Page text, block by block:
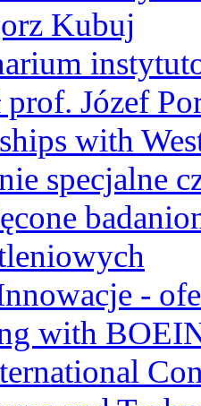
Kubuj
prof. Józef
with
specjalne
-
with